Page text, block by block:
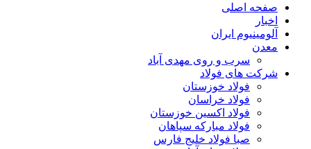
صفحه اصلی
اخبار
آلومینیوم ایران
معدن
سرب و روی مهدی آباد
شرکت های فولاد
فولاد خوزستان
فولاد خراسان
فولاد اکسین خوزستان
فولاد مبارکه سپاهان
صبا فولاد خلیج فارس